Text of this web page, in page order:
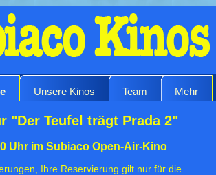
Unsere Kinos Team Mehr
"Der Teufel trägt Prada 2"
Uhr im Subiaco Open-Air-Kino
Ihre Reservierung gilt nur für die